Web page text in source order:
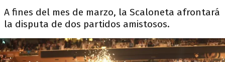
A fines del mes de marzo, la Scaloneta afrontará
la disputa de dos partidos amistosos.